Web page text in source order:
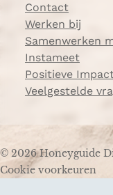
Contact
Werken bij
Samenwerken
Instameet
Positieve
Veelgestelde
© 2026 Honeyguide
Cookie voorkeuren